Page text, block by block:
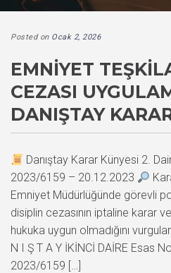
Posted on Ocak 2, 2026
EMNIYET
CEZASI
DANIŞTAY
Danıştay Karar Künyesi 2.
2023/6159 – 20.12.2023
Emniyet Müdürlüğünde görevli
disiplin cezasının iptaline karar
hukuka uygun olmadığını
N I Ş T A Y İKİNCİ DAİRE Esas
2023/6159 […]